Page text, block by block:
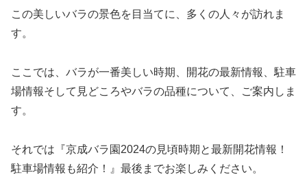
この美しいバラの景色を目当てに、多くの人々が訪れま
す。
ここでは、バラが一番美しい時期、開花の最新情報、駐車
場情報そして見どころやバラの品種について、ご案内しま
す。
それでは『京成バラ園2024の見頃時期と最新開花情報！
駐車場情報も紹介！』最後までお楽しみください。